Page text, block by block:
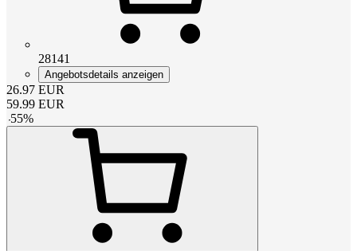
28141
Angebotsdetails anzeigen
26.97 EUR
59.99 EUR
-55%